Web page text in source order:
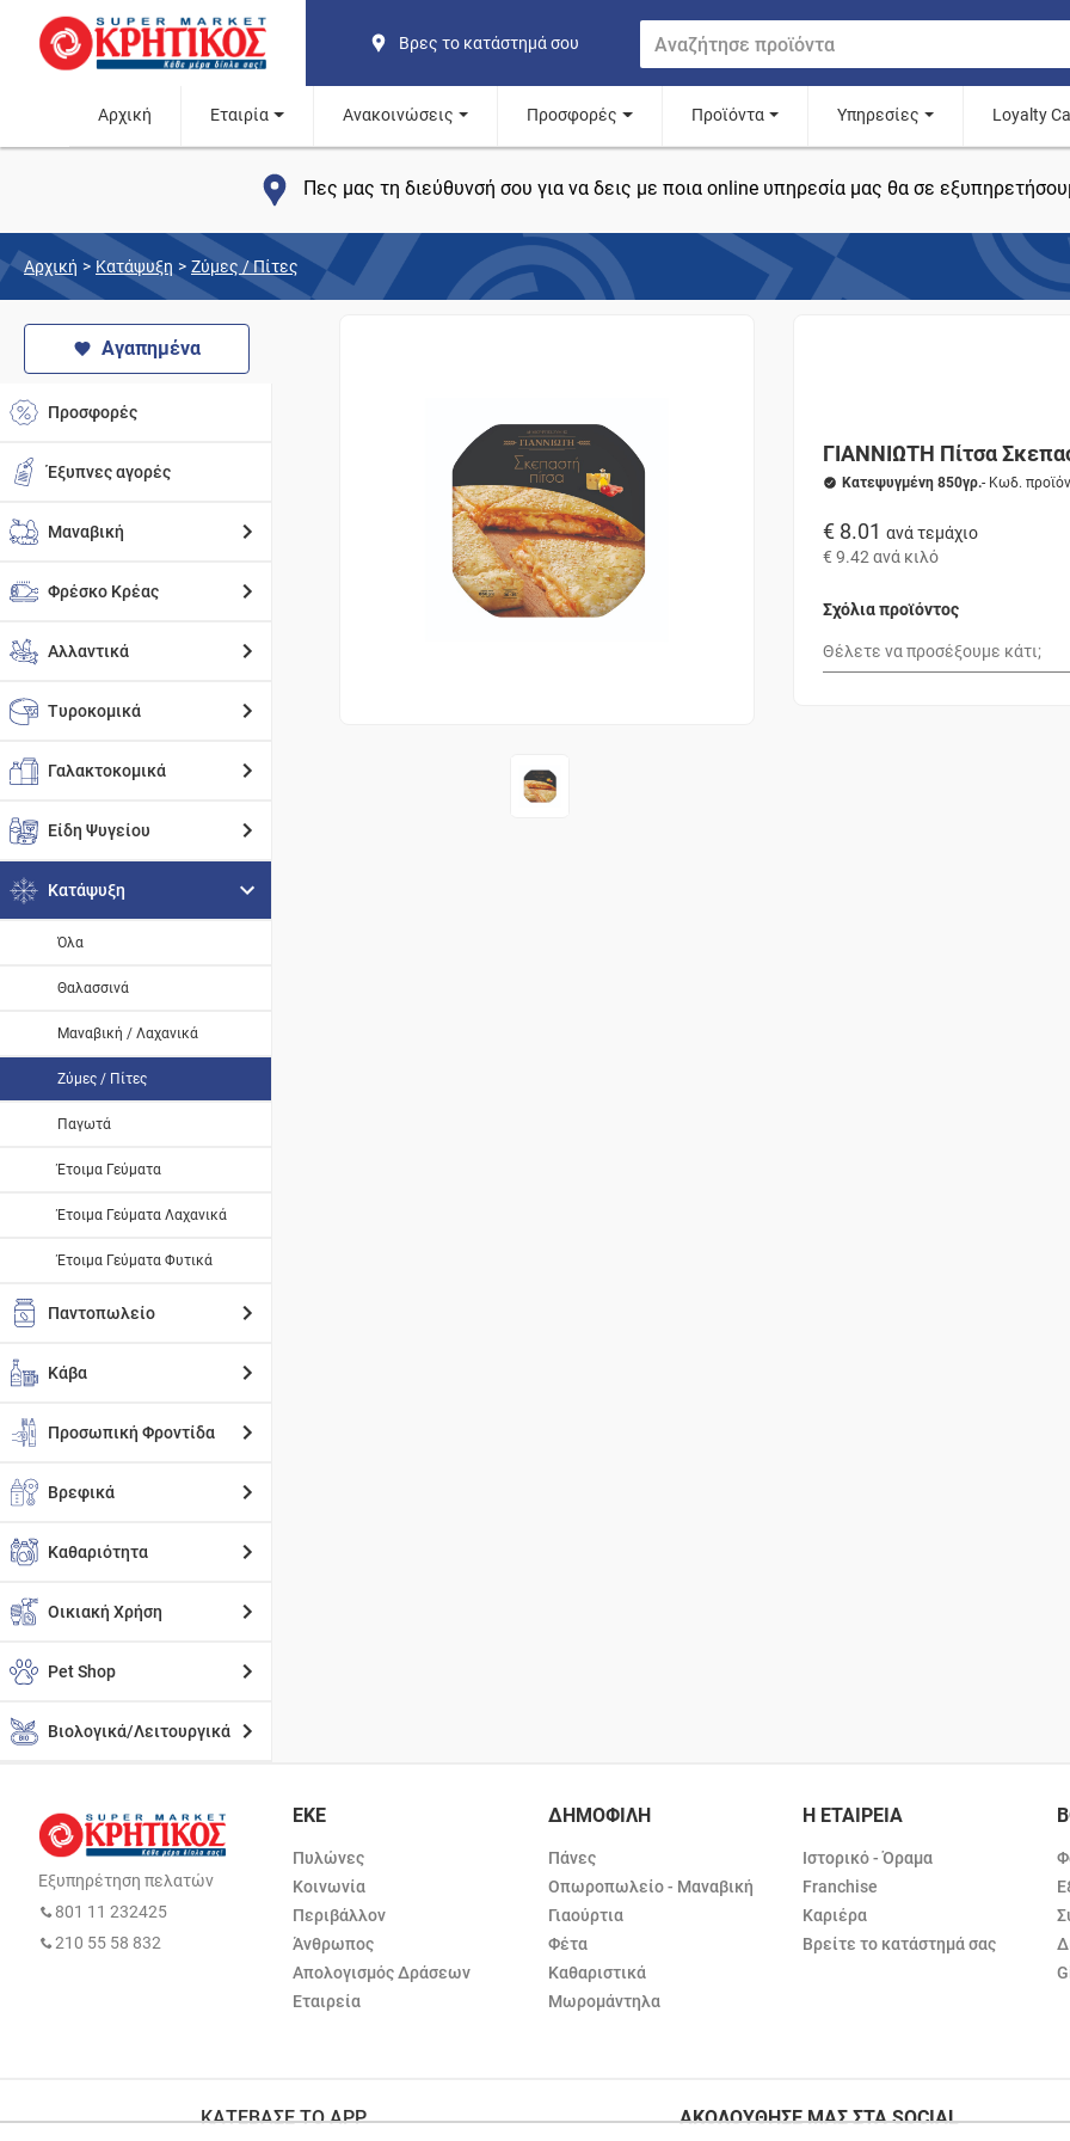
Βρες το κατάστημά σου
Αρχική Εταιρία Ανακοινώσεις Προσφορές Προϊόντα Υπηρεσίες Loyalty
Πες μας τη διεύθυνσή σου για να δεις με ποια online υπηρεσία μας θα σε
Αρχική > Κατάψυξη > Ζύμες / Πίτες
Αγαπημένα
Προσφορές
Έξυπνες αγορές
Μαναβική
Φρέσκο Κρέας
Αλλαντικά
Τυροκομικά
Γαλακτοκομικά
Είδη Ψυγείου
Κατάψυξη
Όλα
Θαλασσινά
Μαναβική / Λαχανικά
Ζύμες / Πίτες
Παγωτά
Έτοιμα Γεύματα
Έτοιμα Γεύματα Λαχανικά
Έτοιμα Γεύματα Φυτικά
Παντοπωλείο
Κάβα
Προσωπική Φροντίδα
Βρεφικά
Καθαριότητα
Οικιακή Χρήση
Pet Shop
Βιολογικά/Λειτουργικά
ΓΙΑΝΝΙΩΤΗ Πίτσα
Κατεψυγμένη 850γρ.- Κωδ.
€ 8.01 ανά τεμάχιο
€ 9.42 ανά κιλό
Σχόλια προϊόντος
Εξυπηρέτηση πελατών
801 11 232425
210 55 58 832
ΕΚΕ
Πυλώνες
Κοινωνία
Περιβάλλον
Άνθρωπος
Απολογισμός Δράσεων
Εταιρεία
ΔΗΜΟΦΙΛΗ
Πάνες
Οπωροπωλείο - Μαναβική
Γιαούρτια
Φέτα
Καθαριστικά
Μωρομάντηλα
Η ΕΤΑΙΡΕΙΑ
Ιστορικό - Όραμα
Franchise
Καριέρα
Βρείτε το κατάστημά σας
ΚΑΤΕΒΑΣΕ ΤΟ APP ΑΚΟΛΟΥΘΗΣΕ ΜΑΣ ΣΤΑ SOCIAL